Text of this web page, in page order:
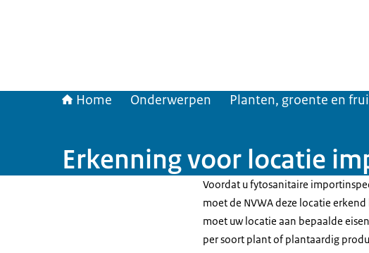
Home Onderwerpen Planten, groente en
Erkenning voor locatie
Voordat u fytosanitaire
moet de NVWA deze locatie
moet uw locatie aan bepaalde
per soort plant of plantaardig